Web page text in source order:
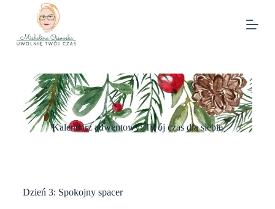
Kalendarz adwentowy: Twój czas dla siebie
Dzień 3: Spokojny spacer